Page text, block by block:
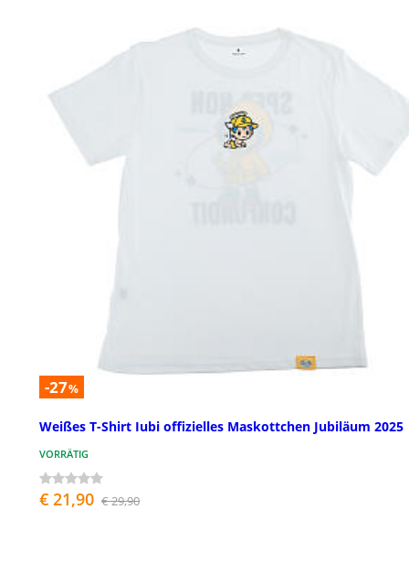
-27%
Weißes T-Shirt Iubi offizielles Maskottchen Jubiläum 2025
VORRÄTIG
€ 21,90 € 29,90